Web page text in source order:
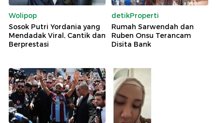
Wolipop
Sosok Putri Yordania yang
Mendadak Viral, Cantik dan
Berprestasi
detikProperti
Rumah Sarwendah dan
Ruben Onsu Terancam
Disita Bank